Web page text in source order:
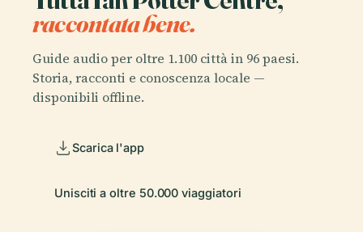
raccontata bene.
Guide audio per oltre 1.100 città in 96 paesi.
Storia, racconti e conoscenza locale —
disponibili offline.
Scarica l'app
Unisciti a oltre 50.000 viaggiatori